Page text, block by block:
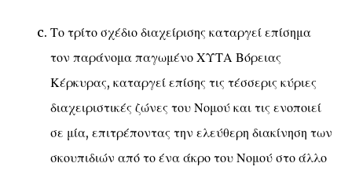
Το τρίτο σχέδιο διαχείρισης καταργεί επίσημα
τον παράνομα παγωμένο ΧΥΤΑ Βόρειας
Κέρκυρας, καταργεί επίσης τις τέσσερις κύριες
διαχειριστικές ζώνες του Νομού και τις ενοποιεί
σε μία, επιτρέποντας την ελεύθερη διακίνηση των
σκουπιδιών από το ένα άκρο του Νομού στο άλλο